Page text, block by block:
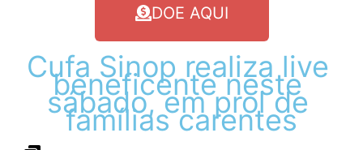
DOE AQUI
Cufa Sinop realiza live
beneficente neste
sábado, em prol de
famílias carentes